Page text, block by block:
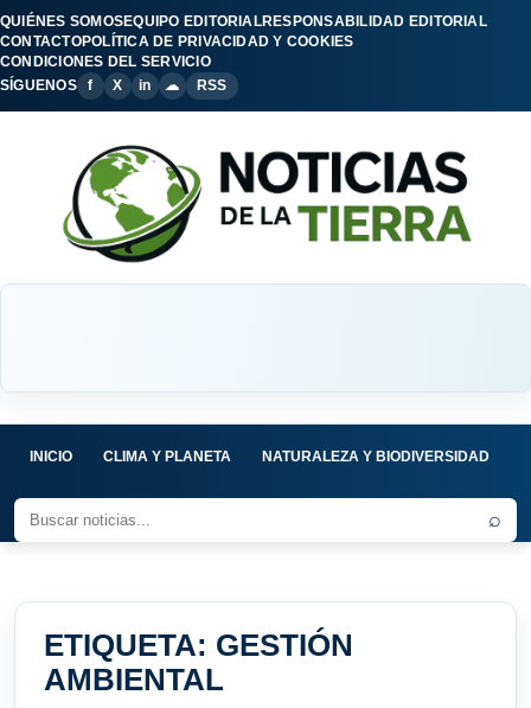
QUIÉNES SOMOSEQUIPO EDITORIALRESPONSABILIDAD EDITORIAL
CONTACTOPOLÍTICA DE PRIVACIDAD Y COOKIES
CONDICIONES DEL SERVICIO
SÍGUENOS
f X in ☁ RSS
INICIO CLIMA Y PLANETA NATURALEZA Y BIODIVERSIDAD
⌕
ETIQUETA: GESTIÓN
AMBIENTAL